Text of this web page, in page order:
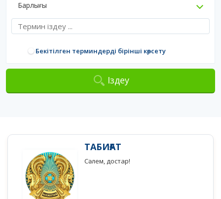
Барлығы
Бекітілген терминдерді бірінші көрсету
Іздеу
ТАБИҒАТ
Сәлем, достар!